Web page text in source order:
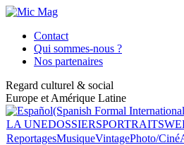
Contact
Qui sommes-nous ?
Nos partenaires
Regard culturel & social
Europe et Amérique Latine
LA UNEDOSSIERSPORTRAITS
ReportagesMusiqueVintagePhoto/Ciné